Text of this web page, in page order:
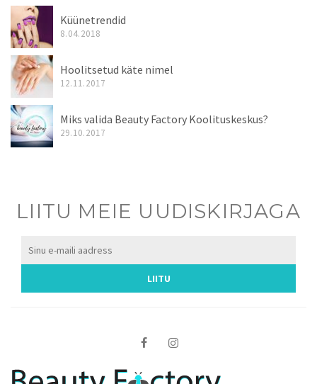
Küünetrendid
8.04.2018
Hoolitsetud käte nimel
12.11.2017
Miks valida Beauty Factory Koolituskeskus?
29.10.2017
LIITU MEIE UUDISKIRJAGA